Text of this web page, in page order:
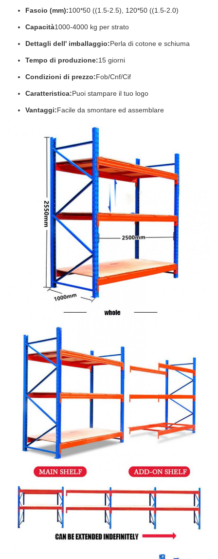
Fascio (mm):100*50 ((1.5-2.5), 120*50 ((1.5-2.0)
Capacità1000-4000 kg per strato
Dettagli dell' imballaggio:Perla di cotone e schiuma
Tempo di produzione:15 giorni
Condizioni di prezzo:Fob/Cnf/Cif
Caratteristica:Puoi stampare il tuo logo
Vantaggi:Facile da smontare ed assemblare